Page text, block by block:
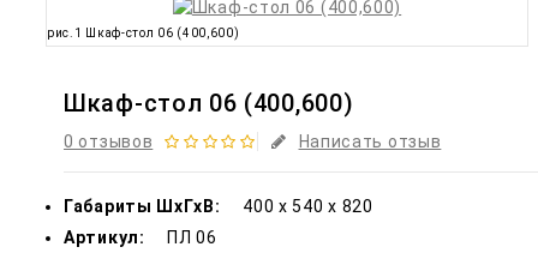
рис.1 Шкаф-стол 06 (400,600)
Шкаф-стол 06 (400,600)
0 отзывов Написать отзыв
Габариты ШxГxВ:
400 x 540 x 820
Артикул:
ПЛ 06